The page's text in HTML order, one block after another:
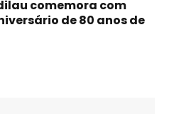
comemora com
de 80 anos de